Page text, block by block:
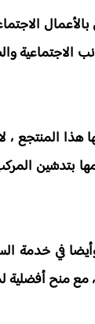
الاجتماعية
المنتجع ،
بتدشين
في خدمة
مع منح